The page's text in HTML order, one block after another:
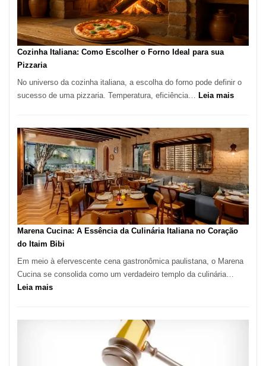
Comer?
Este
Portal
Isso
Cozinha Italiana: Como Escolher o Forno Ideal para sua
Pizzaria
No universo da cozinha italiana, a escolha do forno pode definir o
sucesso de uma pizzaria. Temperatura, eficiência…
Leia mais:
Como
Escolher
o
Forno
Ideal
para
sua
Pizzaria
Marena Cucina: A Essência da Culinária Italiana no Coração
do Itaim Bibi
Em meio à efervescente cena gastronômica paulistana, o Marena
Cucina se consolida como um verdadeiro templo da culinária…
Leia mais: